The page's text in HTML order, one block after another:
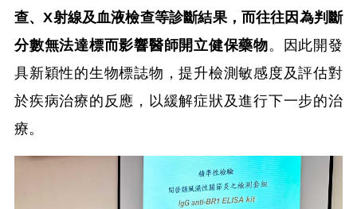
查、X射線及血液檢查等診斷結果，而往往因為判斷
分數無法達標而影響醫師開立健保藥物。因此開發
具新穎性的生物標誌物，提升檢測敏感度及評估對
於疾病治療的反應，以緩解症狀及進行下一步的治
療。